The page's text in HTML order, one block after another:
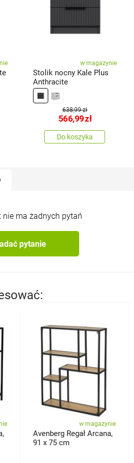
w magazynie
Stolik nocny Kale Plus
Anthracite
638,99 zł
566,99zł
Do koszyka
nie ma żadnych pytań
pytanie
w magazynie
Avenberg Regał Arcana,
91 x 75 cm